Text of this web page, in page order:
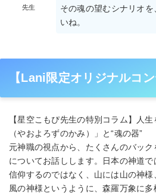
先生
その魂の望むシナリオ
いね。
【Lani限定オリジナルコン
【星空こもぴ先生の特別コラム】人
（やおよろずのかみ）」と“魂の器”
元神職の視点から、たくさんのバッ
についてお話しします。日本の神道
信仰するのではなく、山には山の神
風の神様というように、森羅万象に